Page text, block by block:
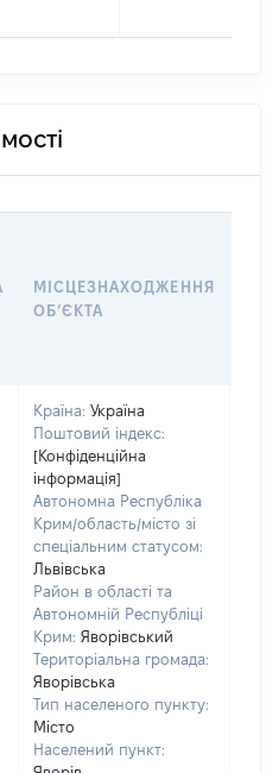
МІСЦЕЗНАХОДЖЕННЯ
ОБʼЄКТА
Країна: Україна
Поштовий індекс:
[Конфіденційна
інформація]
Автономна Республіка
Крим/область/місто зі
спеціальним статусом:
Львівська
Район в області та
Автономній Республіці
Крим: Яворівський
Територіальна громада:
Яворівська
Тип населеного пункту:
Місто
Населений пункт: